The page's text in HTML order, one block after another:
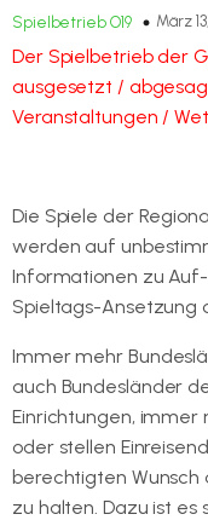
Spielbetrieb O19 März
Der Spielbetrieb der
ausgesetzt /
Veranstaltungen /
Die Spiele der
werden auf
Informationen zu
Spieltags-Ansetzung
Immer mehr
auch Bundesländer
Einrichtungen, immer
oder stellen
berechtigten Wunsch
zu halten. Dazu ist es